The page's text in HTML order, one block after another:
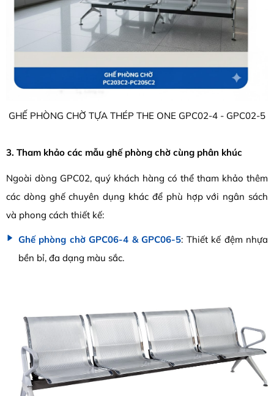
GHẾ PHÒNG CHỜ TỰA THÉP THE ONE GPC02-4 - GPC02-5
3. Tham khảo các mẫu ghế phòng chờ cùng phân khúc
Ngoài dòng GPC02, quý khách hàng có thể tham khảo thêm
các dòng ghế chuyên dụng khác để phù hợp với ngân sách
và phong cách thiết kế:
Ghế phòng chờ GPC06-4 & GPC06-5: Thiết kế đệm nhựa
bền bỉ, đa dạng màu sắc.